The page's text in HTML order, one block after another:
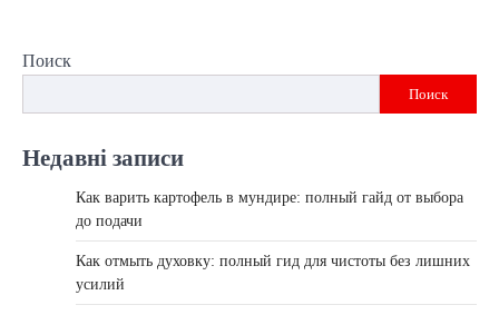
Поиск
Поиск
Недавні записи
Как варить картофель в мундире: полный гайд от выбора
до подачи
Как отмыть духовку: полный гид для чистоты без лишних
усилий